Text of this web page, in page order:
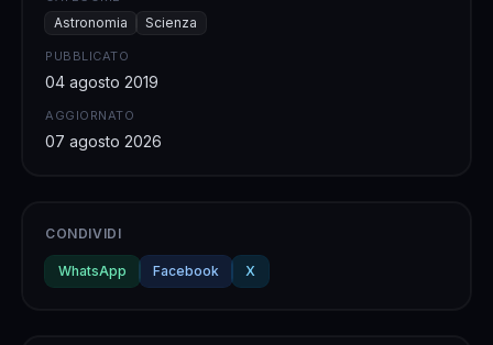
Astronomia Scienza
PUBBLICATO
04 agosto 2019
AGGIORNATO
07 agosto 2026
CONDIVIDI
WhatsApp Facebook X